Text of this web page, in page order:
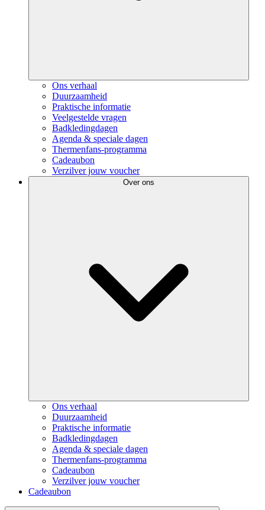
Ons verhaal
Duurzaamheid
Praktische informatie
Veelgestelde vragen
Badkledingdagen
Agenda & speciale dagen
Thermenfans-programma
Cadeaubon
Verzilver jouw voucher
Over ons
Ons verhaal
Duurzaamheid
Praktische informatie
Badkledingdagen
Agenda & speciale dagen
Thermenfans-programma
Cadeaubon
Verzilver jouw voucher
Cadeaubon